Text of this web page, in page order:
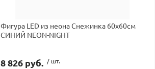
Фигура LED из неона Снежинка 60x60см
СИНИЙ NEON-NIGHT
8 826 руб. / шт.